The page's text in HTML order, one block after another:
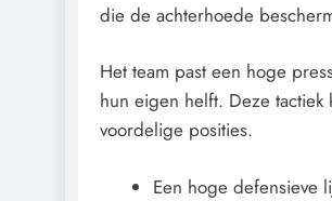
die de achterhoede
Het team past een hoge
hun eigen helft. Deze
voordelige posities.
Een hoge defensieve